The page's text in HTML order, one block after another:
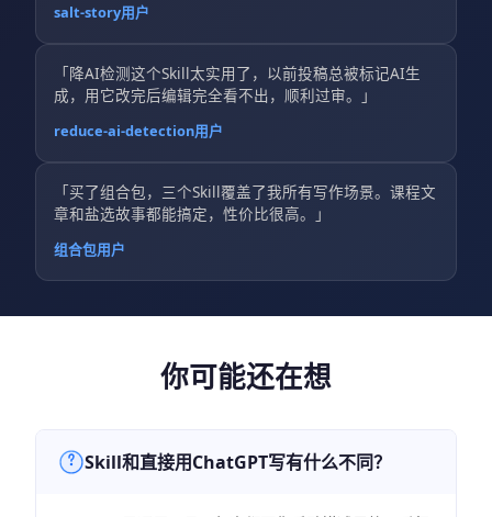
salt-story用户
「降AI检测这个Skill太实用了，以前投稿总被标记AI生
成，用它改完后编辑完全看不出，顺利过审。」
reduce-ai-detection用户
「买了组合包，三个Skill覆盖了我所有写作场景。课程文
章和盐选故事都能搞定，性价比很高。」
组合包用户
你可能还在想
Skill和直接用ChatGPT写有什么不同？